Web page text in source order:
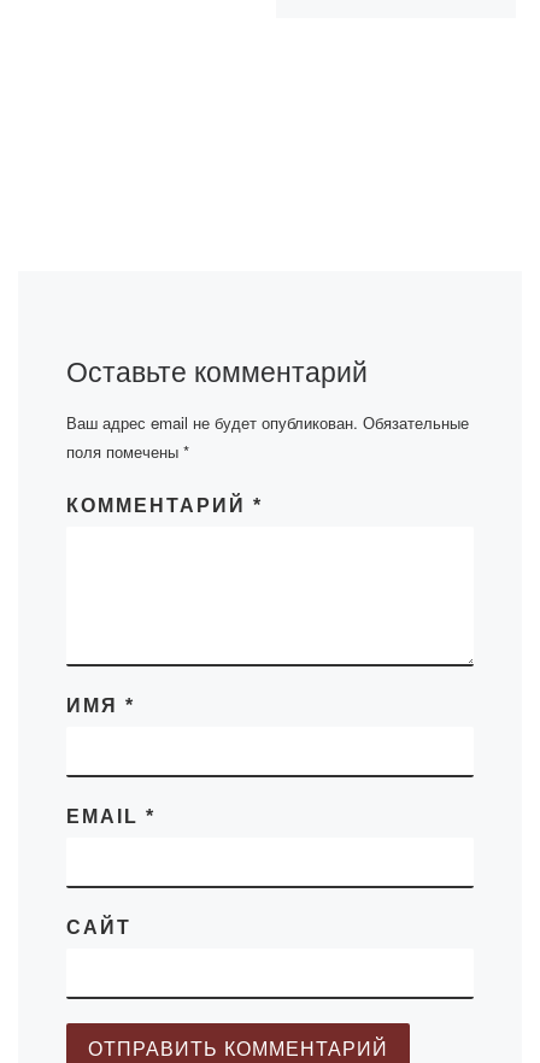
Оставьте комментарий
Ваш адрес email не будет опубликован. Обязательные
поля помечены *
КОММЕНТАРИЙ *
ИМЯ *
EMAIL *
САЙТ